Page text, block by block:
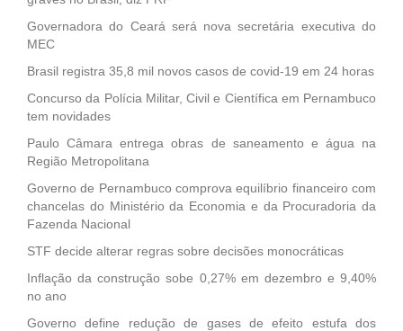
Governadora do Ceará será nova secretária executiva do
MEC
Brasil registra 35,8 mil novos casos de covid-19 em 24 horas
Concurso da Polícia Militar, Civil e Científica em Pernambuco
tem novidades
Paulo Câmara entrega obras de saneamento e água na
Região Metropolitana
Governo de Pernambuco comprova equilíbrio financeiro com
chancelas do Ministério da Economia e da Procuradoria da
Fazenda Nacional
STF decide alterar regras sobre decisões monocráticas
Inflação da construção sobe 0,27% em dezembro e 9,40%
no ano
Governo define redução de gases de efeito estufa dos